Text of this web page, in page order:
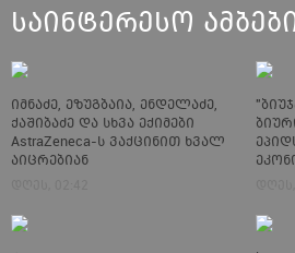
საინტერესო
იმნაძე, ეზუგბაია, ენდელაძე,
ქაშიბაძე და სხვა ექიმები
AstraZeneca-ს ვაქცინით ხვალ
აიცრებიან